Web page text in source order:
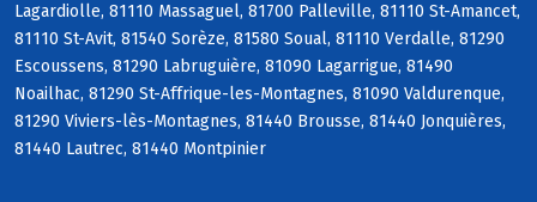
Lagardiolle, 81110 Massaguel, 81700 Palleville, 81110 St-Amancet,
81110 St-Avit, 81540 Sorèze, 81580 Soual, 81110 Verdalle, 81290
Escoussens, 81290 Labruguière, 81090 Lagarrigue, 81490
Noailhac, 81290 St-Affrique-les-Montagnes, 81090 Valdurenque,
81290 Viviers-lès-Montagnes, 81440 Brousse, 81440 Jonquières,
81440 Lautrec, 81440 Montpinier